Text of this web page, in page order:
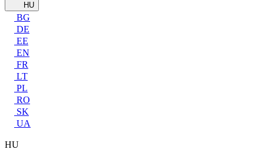
HU
BG
DE
EE
EN
FR
LT
PL
RO
SK
UA
HU